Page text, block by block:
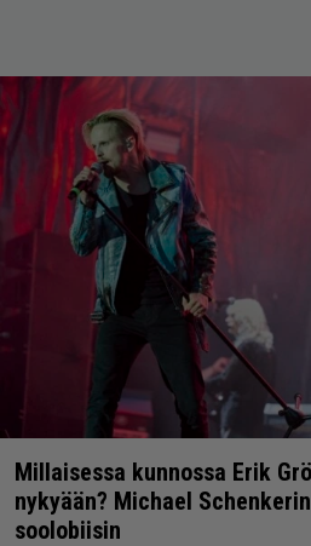
Millaisessa kunnossa Erik
nykyään? Michael
soolobiisin